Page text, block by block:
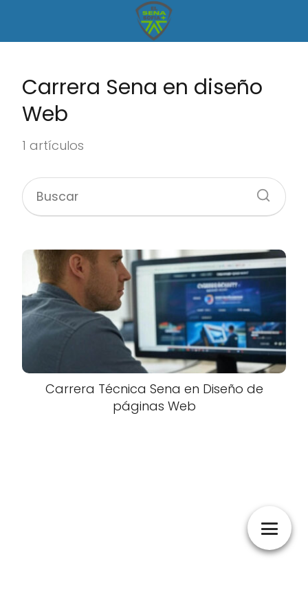
Carrera Sena en diseño
Web
1 artículos
Carrera Técnica Sena en Diseño de
páginas Web